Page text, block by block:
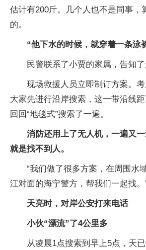
估计有200斤。几个人也不是同事，
的。
“他下水的时候，就穿着一条泳
民警联系了小贾的家属，告知了
现场救援人员立即制订方案。考
大家先进行沿岸搜索，这一带沿线
回回“地毯式”搜索了一遍。
消防还用上了无人机，一遍又
就是找不到人。
“我们做了很多方案，在周围水
江对面的海宁警方，帮我们一起找。
天亮时，对岸公安打来电话
小伙“漂流”了4公里多
从凌晨1点搜索到早上5点，天